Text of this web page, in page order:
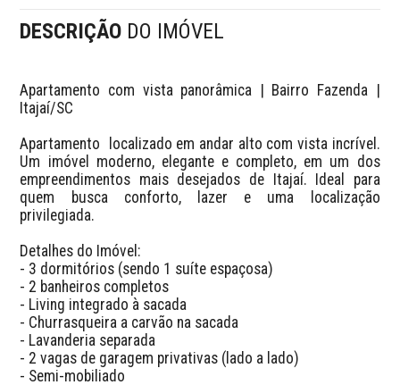
DESCRIÇÃO DO IMÓVEL
Apartamento com vista panorâmica | Bairro Fazenda |
Itajaí/SC
Apartamento  localizado em andar alto com vista incrível.
Um imóvel moderno, elegante e completo, em um dos
empreendimentos mais desejados de Itajaí. Ideal para
quem busca conforto, lazer e uma localização
privilegiada.
Detalhes do Imóvel:
- 3 dormitórios (sendo 1 suíte espaçosa)
- 2 banheiros completos
- Living integrado à sacada
- Churrasqueira a carvão na sacada
- Lavanderia separada
- 2 vagas de garagem privativas (lado a lado)
- Semi-mobiliado